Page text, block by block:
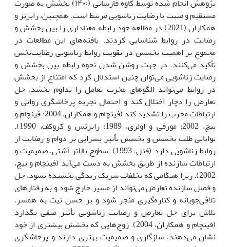
مستقیم و مثبت با رضایت زناشویی مرتبط است. همچنین، رابرتز و
همکاران (2021) در مطالعه خود رابطه معناداری را بین بخشش و
رضایت در روابط شناسایی کردند. یافته‌های این مطالعات در
مجموع بر اهمیت بخشش در تقویت روابط زناشویی رضایت‌بخش
تأکید می‌کنند. در جهت روشن شدن نحوه رابطه بین بخشش و
رضایت زناشویی می‌توان چنین استدلال کرد که امتناع از بخشش
در روابط می‌تواند الگوهای مخرب تعامل را تداوم بخشد، حل
تعارض را دچار اختلال کند و احتمال تجربه پرخاشگری روانی و
ارتباطات مخرب را تشدید کند (فینچام و همکاران، 2004؛ فینچام و
بیچ، 2002؛ مورفی و اولری، 1989؛ رابرتس و کروکف، 1990).
توانایی طلب بخشش و بخشش تأثیر بسزایی بر دوام و رضایت از
روابط زناشویی دارد (فنل، 1993). سطوح بالاتر آشتی، صمیمیت و
ارتباطات سازنده از طریق بخشش به دست می‌آید (فینچام و بیچ،
2002). زیرا هنگامی که تخلفات شریک زندگی بخشیده نشود، حل
و فصل سازنده تعارض می‌تواند از مسیر خارج شود و به رفتارهای
تلافی‌جویانه و کناره‌گیری منجر شود و بر حسن نیت به همسر،
تلاش برای حل تعارض و رضایت زناشویی تأثیر منفی بگذارد
(فینچام و همکاران، 2004). زوج‌هایی که بخشش بیشتری از خود
نشان می‌دهند، سازگاری و صمیمیت بهتری دارند و پرخاشگری